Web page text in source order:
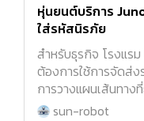
หุ่นยนต์บริการ
ใส่รหัสนิรภัย
สำหรับธุรกิจ โรงแร
ต้องการใช้การจัดส่
การวางแผนเส้นทาง
sun-robot